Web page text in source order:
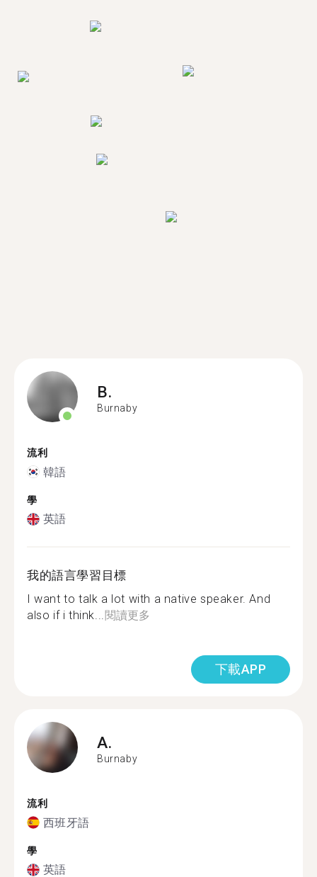
B.
Burnaby
流利
韓語
學
英語
我的語言學習目標
I want to talk a lot with a native speaker. And
also if i think...閱讀更多
下載APP
A.
Burnaby
流利
西班牙語
學
英語